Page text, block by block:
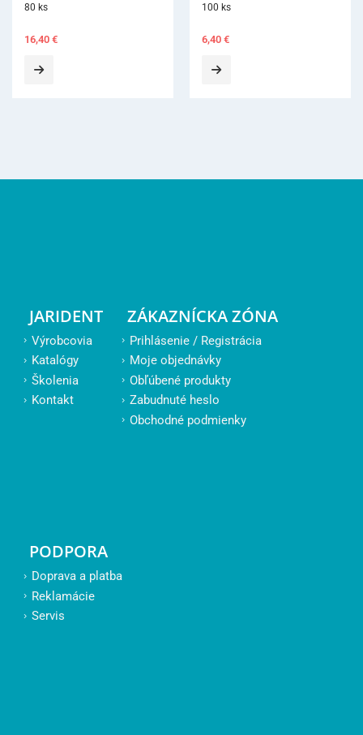
80 ks
16,40 €
100 ks
6,40 €
JARIDENT
Výrobcovia
Katalógy
Školenia
Kontakt
ZÁKAZNÍCKA ZÓNA
Prihlásenie / Registrácia
Moje objednávky
Obľúbené produkty
Zabudnuté heslo
Obchodné podmienky
PODPORA
Doprava a platba
Reklamácie
Servis